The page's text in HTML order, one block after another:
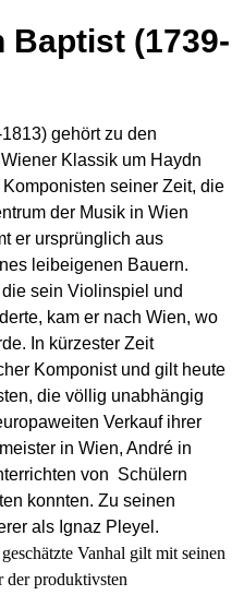
Baptist (1739-
gehört zu den
Klassik um Haydn
seiner Zeit, die
der Musik in Wien
er ursprünglich aus
leibeigenen Bauern.
sein Violinspiel und
kam er nach Wien, wo
In kürzester Zeit
Komponist und gilt heute
die völlig unabhängig
Verkauf ihrer
in Wien, André in
von Schülern
konnten. Zu seinen
als Ignaz Pleyel.
Vanhal gilt mit seinen
der produktivsten